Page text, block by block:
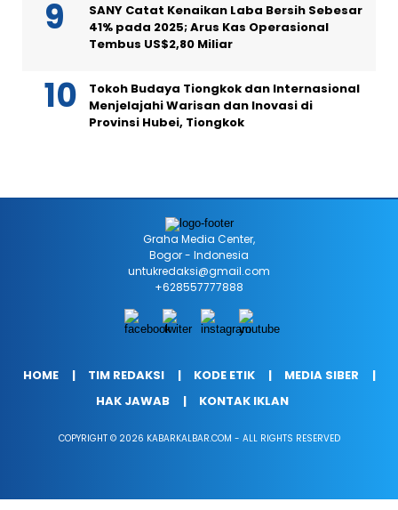
SANY Catat Kenaikan Laba Bersih Sebesar
41% pada 2025; Arus Kas Operasional
Tembus US$2,80 Miliar
Tokoh Budaya Tiongkok dan Internasional
Menjelajahi Warisan dan Inovasi di
Provinsi Hubei, Tiongkok
Graha Media Center,
Bogor - Indonesia
untukredaksi@gmail.com
+628557777888
HOME TIM REDAKSI KODE ETIK
MEDIA SIBER
HAK JAWAB
KONTAK IKLAN
COPYRIGHT © 2026 KABARKALBAR.COM - ALL RIGHTS RESERVED